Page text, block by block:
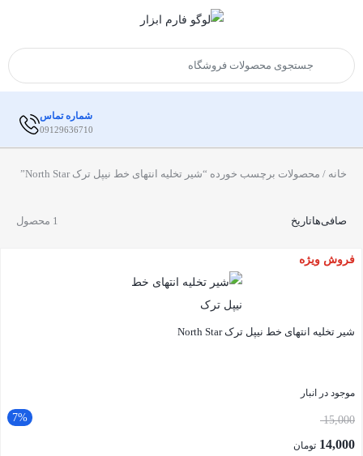
شماره تماس
09129636710
خانه / محصولات برچسب خورده “شیر تخلیه انتهای خط نیپل ترک North Star”
1 محصول صافی‌هاتاریخ
فروش ویژه
شیر تخلیه انتهای خط نیپل ترک North Star
موجود در انبار
7% 15,000
14,000 تومان